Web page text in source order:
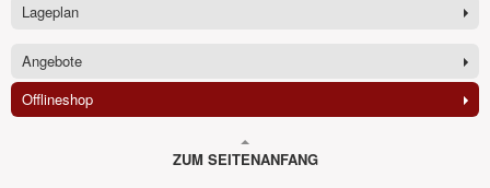
Lageplan
Angebote
Offlineshop
ZUM SEITENANFANG